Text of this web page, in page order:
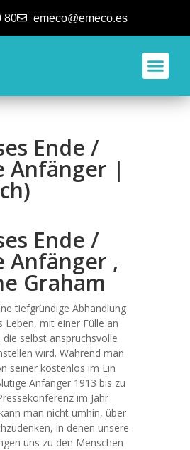
80 emeco@emeco.es
Ende /
Anfänger |
Ende /
Anfänger ,
Graham
tiefgründige Abhandlung
Leben, mit einer Fülle an
selbst anspruchsvolle
wird. Während man
seiner kostenlos im Ein
Anfänger 1913 bis zu
im Jahr
man nicht umhin, über
in denen unsere
uns zu den Menschen